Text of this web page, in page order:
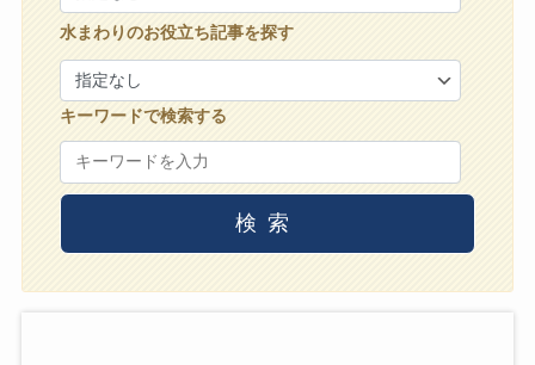
水まわりのお役立ち記事を探す
キーワードで検索する
検索